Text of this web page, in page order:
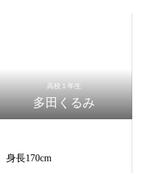
高校１年生
多田くるみ
身長170cm